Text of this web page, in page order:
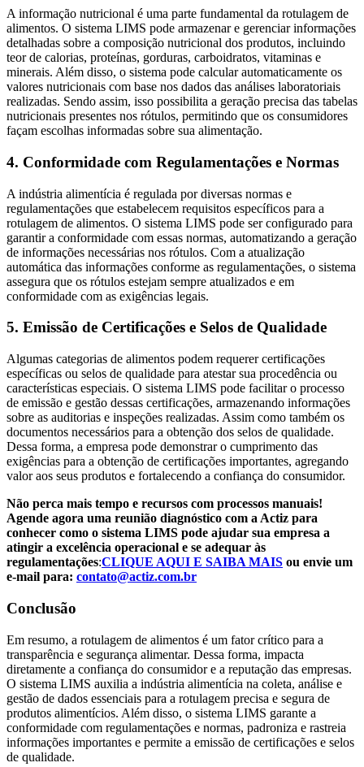
A informação nutricional é uma parte fundamental da rotulagem de
alimentos. O sistema LIMS pode armazenar e gerenciar informações
detalhadas sobre a composição nutricional dos produtos, incluindo
teor de calorias, proteínas, gorduras, carboidratos, vitaminas e
minerais. Além disso, o sistema pode calcular automaticamente os
valores nutricionais com base nos dados das análises laboratoriais
realizadas. Sendo assim, isso possibilita a geração precisa das tabelas
nutricionais presentes nos rótulos, permitindo que os consumidores
façam escolhas informadas sobre sua alimentação.
4. Conformidade com Regulamentações e Normas
A indústria alimentícia é regulada por diversas normas e
regulamentações que estabelecem requisitos específicos para a
rotulagem de alimentos. O sistema LIMS pode ser configurado para
garantir a conformidade com essas normas, automatizando a geração
de informações necessárias nos rótulos. Com a atualização
automática das informações conforme as regulamentações, o sistema
assegura que os rótulos estejam sempre atualizados e em
conformidade com as exigências legais.
5. Emissão de Certificações e Selos de Qualidade
Algumas categorias de alimentos podem requerer certificações
específicas ou selos de qualidade para atestar sua procedência ou
características especiais. O sistema LIMS pode facilitar o processo
de emissão e gestão dessas certificações, armazenando informações
sobre as auditorias e inspeções realizadas. Assim como também os
documentos necessários para a obtenção dos selos de qualidade.
Dessa forma, a empresa pode demonstrar o cumprimento das
exigências para a obtenção de certificações importantes, agregando
valor aos seus produtos e fortalecendo a confiança do consumidor.
Não perca mais tempo e recursos com processos manuais!
Agende agora uma reunião diagnóstico com a Actiz para
conhecer como o sistema LIMS pode ajudar sua empresa a
atingir a excelência operacional e se adequar às
regulamentações:CLIQUE AQUI E SAIBA MAIS ou envie um
e-mail para: contato@actiz.com.br
Conclusão
Em resumo, a rotulagem de alimentos é um fator crítico para a
transparência e segurança alimentar. Dessa forma, impacta
diretamente a confiança do consumidor e a reputação das empresas.
O sistema LIMS auxilia a indústria alimentícia na coleta, análise e
gestão de dados essenciais para a rotulagem precisa e segura de
produtos alimentícios. Além disso, o sistema LIMS garante a
conformidade com regulamentações e normas, padroniza e rastreia
informações importantes e permite a emissão de certificações e selos
de qualidade.